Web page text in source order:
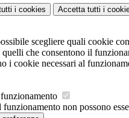
i cookies Accetta tutti i
scegliere quali cookie
quelli che consentono il
i cookie necessari al
non possono